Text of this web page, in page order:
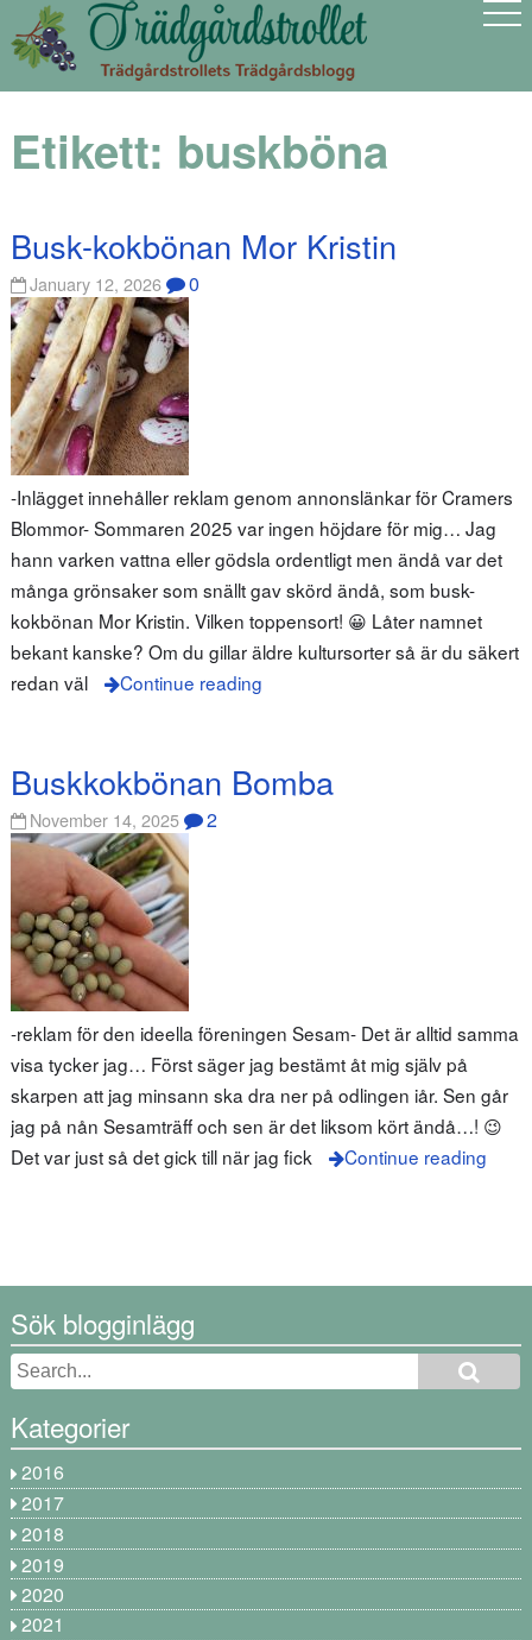
Etikett: buskböna
Busk-kokbönan Mor Kristin
January 12, 2026 0
-Inlägget innehåller reklam genom annonslänkar för Cramers
Blommor- Sommaren 2025 var ingen höjdare för mig… Jag
hann varken vattna eller gödsla ordentligt men ändå var det
många grönsaker som snällt gav skörd ändå, som busk-
kokbönan Mor Kristin. Vilken toppensort! 😀 Låter namnet
bekant kanske? Om du gillar äldre kultursorter så är du säkert
redan väl
Continue reading
Buskkokbönan Bomba
November 14, 2025 2
-reklam för den ideella föreningen Sesam- Det är alltid samma
visa tycker jag… Först säger jag bestämt åt mig själv på
skarpen att jag minsann ska dra ner på odlingen iår. Sen går
jag på nån Sesamträff och sen är det liksom kört ändå…! 😉
Det var just så det gick till när jag fick
Continue reading
Sök blogginlägg
Kategorier
2016
2017
2018
2019
2020
2021